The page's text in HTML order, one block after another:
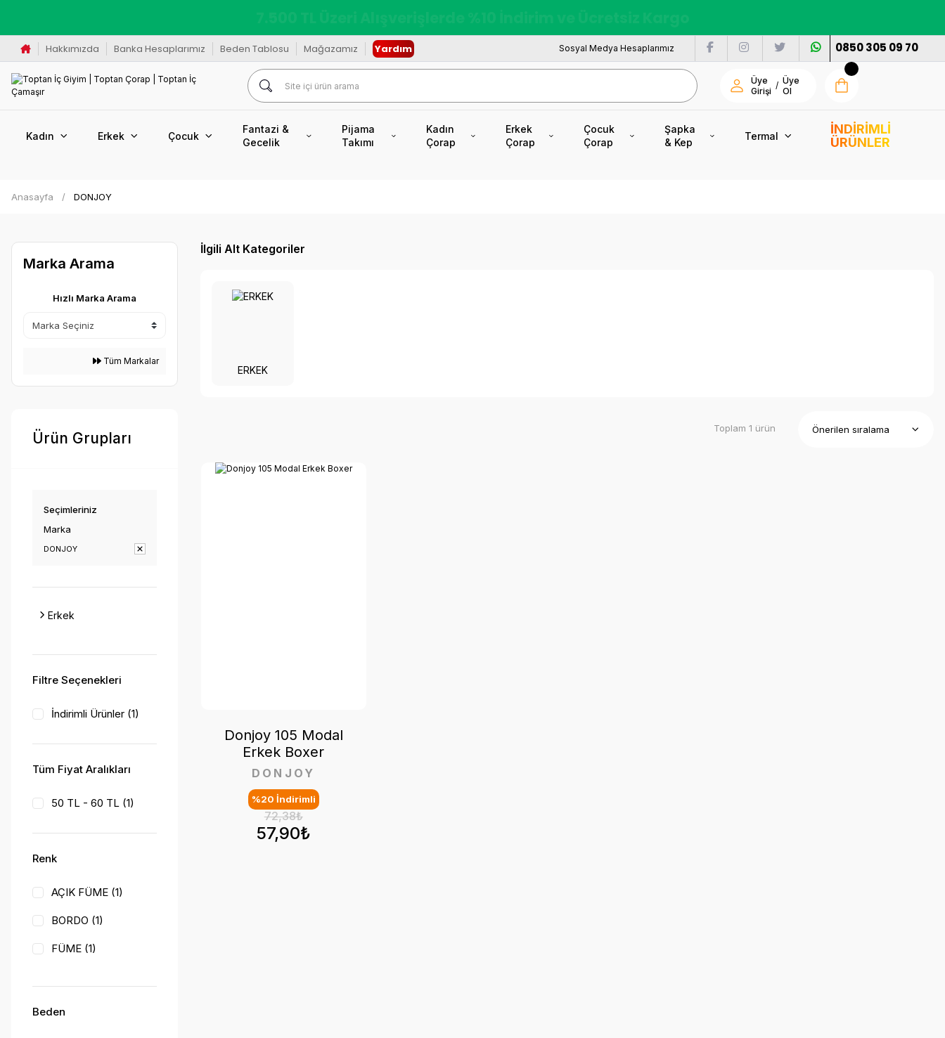
Hakkımızda Banka Hesaplarımız Beden Tablosu Mağazamız Yardım Sosyal Medya Hesaplarımız 0850 305 09 70
Üye
Girişi
/ Üye
Ol
Kadın Erkek Çocuk
Fantazi &
Gecelik
Pijama
Takımı
Kadın
Çorap
Erkek
Çorap
Çocuk
Çorap
Şapka
& Kep
Termal
İNDİRİMLİ
ÜRÜNLER
Anasayfa DONJOY
Marka Arama
Hızlı Marka Arama
Tüm Markalar
Ürün Grupları
Seçimleriniz
Marka
DONJOY
Erkek
Filtre Seçenekleri
İndirimli Ürünler (1)
Tüm Fiyat Aralıkları
50 TL - 60 TL (1)
Renk
AÇIK FÜME (1)
BORDO (1)
FÜME (1)
GRİ MELANJ (1)
Beden
İlgili Alt Kategoriler
ERKEK
Toplam 1 ürün
57,90₺
72,38₺
%20 İndirimli
DONJOY
Donjoy 105 Modal
Erkek Boxer